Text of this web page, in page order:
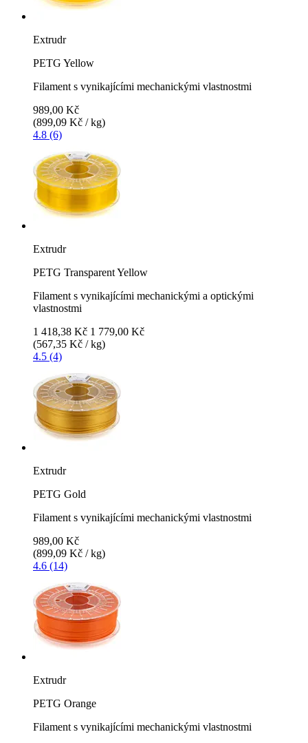
Extrudr
PETG Yellow
Filament s vynikajícími mechanickými vlastnostmi
989,00 Kč
(899,09 Kč / kg)
4.8 (6)
Extrudr
PETG Transparent Yellow
Filament s vynikajícími mechanickými a optickými
vlastnostmi
1 418,38 Kč 1 779,00 Kč
(567,35 Kč / kg)
4.5 (4)
Extrudr
PETG Gold
Filament s vynikajícími mechanickými vlastnostmi
989,00 Kč
(899,09 Kč / kg)
4.6 (14)
Extrudr
PETG Orange
Filament s vynikajícími mechanickými vlastnostmi